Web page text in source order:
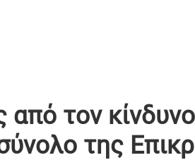
τον κίνδυνο
της